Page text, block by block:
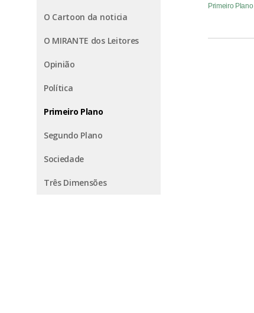
O Cartoon da noticia
O MIRANTE dos Leitores
Opinião
Política
Primeiro Plano
Segundo Plano
Sociedade
Três Dimensões
Primeiro Plano